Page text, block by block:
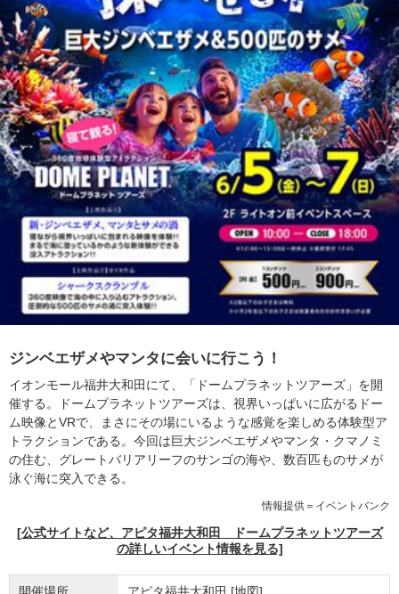
ジンベエザメやマンタに会いに行こう！
イオンモール福井大和田にて、「ドームプラネットツアーズ」を開
催する。ドームプラネットツアーズは、視界いっぱいに広がるドー
ム映像とVRで、まさにその場にいるような感覚を楽しめる体験型ア
トラクションである。今回は巨大ジンベエザメやマンタ・クマノミ
の住む、グレートバリアリーフのサンゴの海や、数百匹ものサメが
泳ぐ海に突入できる。
情報提供＝イベントバンク
[公式サイトなど、アピタ福井大和田 ドームプラネットツアーズ
の詳しいイベント情報を見る]